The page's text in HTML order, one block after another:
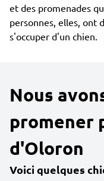
et des promenades
personnes, elles, ont
s'occuper d'un chien.
Nous
promener
d'Oloron
Voici quelques